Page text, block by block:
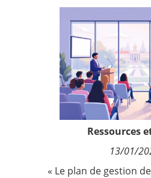
Nous suivre
Ressources
13/01/
« Le plan de gestion